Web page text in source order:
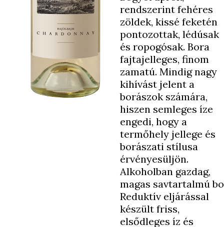
rendszerint fehéres
zöldek, kissé feketén
pontozottak, lédúsak
és ropogósak. Bora
fajtajelleges, finom
zamatú. Mindig nagy
kihívást jelent a
borászok számára,
hiszen semleges íze
engedi, hogy a
termőhely jellege és
borászati stílusa
érvényesüljön.
Alkoholban gazdag,
magas savtartalmú
Reduktív eljárással
készült friss,
elsődleges íz és